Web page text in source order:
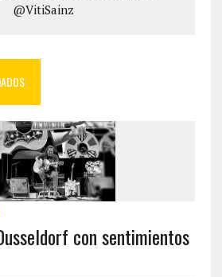
@VitiSainz
con sentimientos